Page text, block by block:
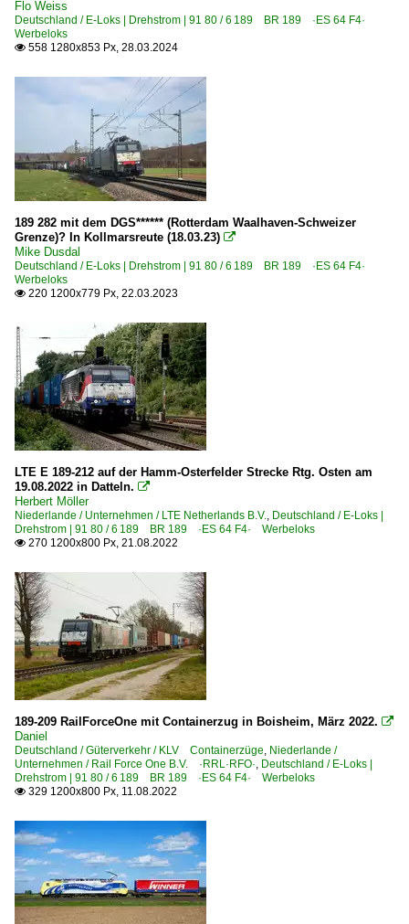
Elektrotriebzüge | 94 80
2010 125 Jahre Betriebswerk Osnabrück
2010 175 Jahre Eisenbahn in Deutschland
Grenzverkehr
Deutschland <-> Österreich
Güterverkehr
Autotransportzüge
Coil-, Stahl- und Aluminiumzüge
Gemischte Güterzüge
Güterzüge (sonstige)
Kessel- und Silozüge
KLV Containerzüge
KLV Winner-KLV-Züge
Kohle-, Erz- und Kokszüge
Rbf München Nord
Güterverkehr | Zuggattungen
DGS Standard-Güterzüge Dritter
Regional- und Fernzüge
AZ Autozüge im Personenverkehr
CNL CityNightLine-Züge (alt)
DLr Leerreisezüge ohne Halt und Fahrgäste
Lz Lokzüge
UEx Urlaubs-Express-Züge
Strecken | KBS 100-199
Flo Weiss
Deutschland / E-Loks | Drehstrom | 91 80 / 6 189 BR 189 ·ES 64 F4·
Werbeloks
 558 1280x853 Px, 28.03.2024
189 282 mit dem DGS****** (Rotterdam Waalhaven-Schweizer
Grenze)? In Kollmarsreute (18.03.23) 
Mike Dusdal
Deutschland / E-Loks | Drehstrom | 91 80 / 6 189 BR 189 ·ES 64 F4·
Werbeloks
 220 1200x779 Px, 22.03.2023
LTE E 189-212 auf der Hamm-Osterfelder Strecke Rtg. Osten am
19.08.2022 in Datteln. 
Herbert Möller
Niederlande / Unternehmen / LTE Netherlands B.V., Deutschland / E-Loks |
Drehstrom | 91 80 / 6 189 BR 189 ·ES 64 F4· Werbeloks
 270 1200x800 Px, 21.08.2022
189-209 RailForceOne mit Containerzug in Boisheim, März 2022. 
Daniel
Deutschland / Güterverkehr / KLV Containerzüge, Niederlande /
Unternehmen / Rail Force One B.V. ·RRL·RFO·, Deutschland / E-Loks |
Drehstrom | 91 80 / 6 189 BR 189 ·ES 64 F4· Werbeloks
 329 1200x800 Px, 11.08.2022